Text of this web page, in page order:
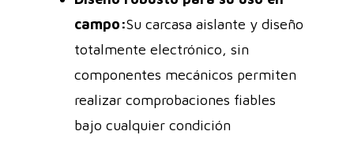
campo:Su carcasa aislante y diseño
totalmente electrónico, sin
componentes mecánicos permiten
realizar comprobaciones fiables
bajo cualquier condición